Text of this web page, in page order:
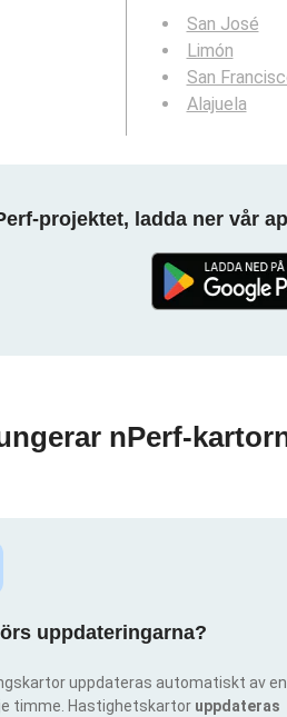
San José
Limón
San
Alajuela
projektet, ladda ner vår
nPerf-
uppdateringarna?
uppdateras automatiskt av en
timme. Hastighetskartor uppdateras